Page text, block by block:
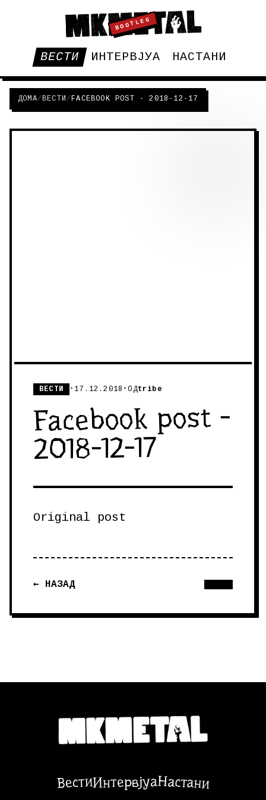
BOOTLEG
ВЕСТИ ИНТЕРВЈУА НАСТАНИ
ДОМА/ВЕСТИ /FACEBOOK POST - 2018-12-17
ВЕСТИ • 17.12.2018 •ОДtribe
Facebook post -
2018-12-17
Original post
← НАЗАД
ВестиИнтервјуаНастани